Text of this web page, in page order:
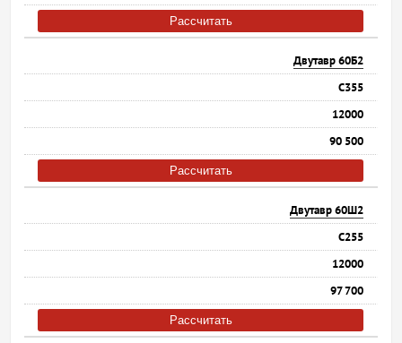
Рассчитать
Двутавр 60Б2
С355
12000
90 500
Рассчитать
Двутавр 60Ш2
С255
12000
97 700
Рассчитать